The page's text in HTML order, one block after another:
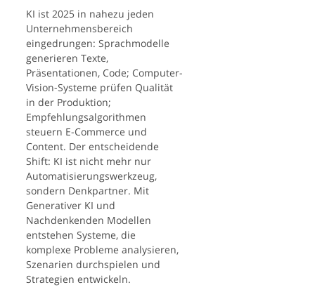
KI ist 2025 in nahezu jeden
Unternehmensbereich
eingedrungen: Sprachmodelle
generieren Texte,
Präsentationen, Code; Computer-
Vision-Systeme prüfen Qualität
in der Produktion;
Empfehlungsalgorithmen
steuern E-Commerce und
Content. Der entscheidende
Shift: KI ist nicht mehr nur
Automatisierungswerkzeug,
sondern Denkpartner. Mit
Generativer KI und
Nachdenkenden Modellen
entstehen Systeme, die
komplexe Probleme analysieren,
Szenarien durchspielen und
Strategien entwickeln.